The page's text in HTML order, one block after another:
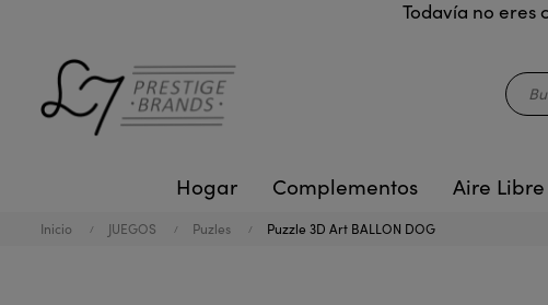
Todavía no eres
Hogar Complementos Aire Libre
Inicio JUEGOS Puzles Puzzle 3D Art BALLON DOG